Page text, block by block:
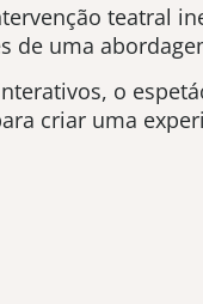
teatral
de uma
o
criar uma